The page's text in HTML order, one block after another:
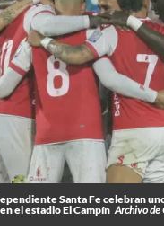
Santa Fe celebran
el estadio El Campín Archivo de